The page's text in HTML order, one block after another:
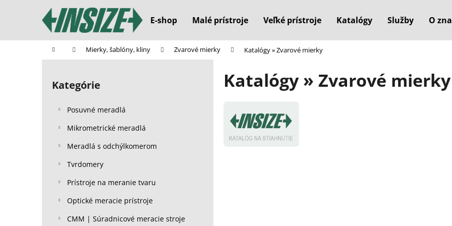
E-shop Malé prístroje Veľké prístroje Katalógy Služby O
Domov Mierky, šablóny, kliny Zvarové mierky Katalógy » Zvarové mierky
B
Preskočiť
kategórie
Kategórie
Posuvné meradlá
Mikrometrické meradlá
Meradlá s odchýlkomerom
Tvrdomery
Prístroje na meranie tvaru
Optické meracie prístroje
CMM | Súradnicové meracie stroje
Katalógy » Zvarové mierky
í
Späť
do
Späť
do
Čo potrebujete nájsť?
Odporúčame